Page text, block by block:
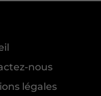
nous
légales